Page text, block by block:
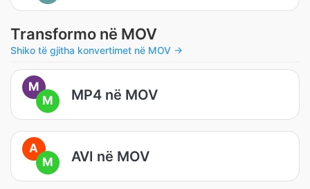
Transformo në MOV
Shiko të gjitha konvertimet në MOV →
M
M
MP4 në MOV
A
M
AVI në MOV